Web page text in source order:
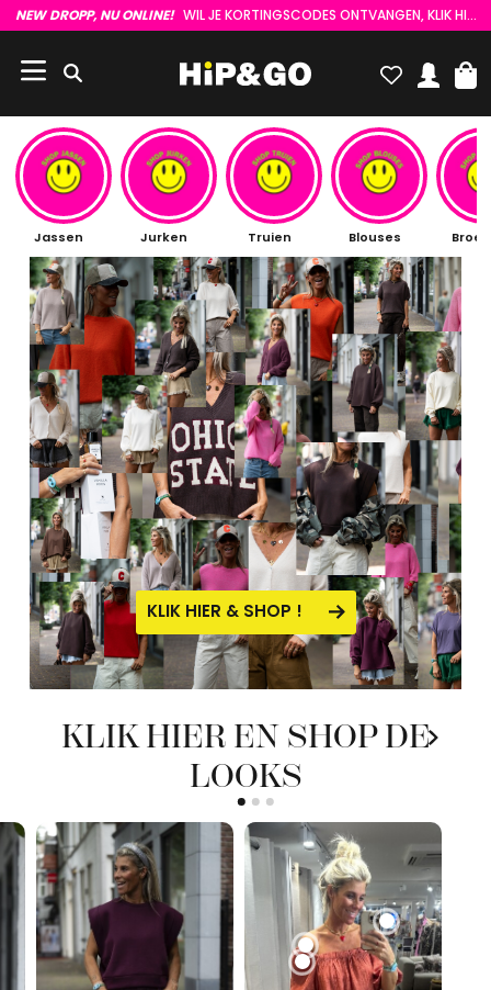
NEW DROPP, NU ONLINE! WIL JE KORTINGSCODES ONTVANGEN, KLIK HIER :)
Jassen Jurken Truien Blouses
KLIK HIER & SHOP !
KLIK HIER EN SHOP DE
LOOKS